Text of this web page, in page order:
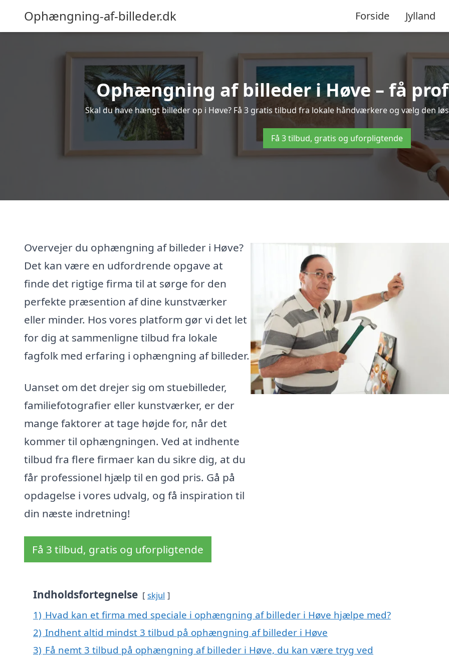
Ophængning-af-billeder.dk Forside Jylland
Ophængning af billeder i Høve – få
Skal du have hængt billeder op i Høve? Få 3 gratis tilbud fra lokale håndværkere og vælg den
Få 3 tilbud, gratis og uforpligtende
Overvejer du ophængning af billeder i Høve?
Det kan være en udfordrende opgave at
finde det rigtige firma til at sørge for den
perfekte præsention af dine kunstværker
eller minder. Hos vores platform gør vi det let
for dig at sammenligne tilbud fra lokale
fagfolk med erfaring i ophængning af billeder.
Uanset om det drejer sig om stuebilleder,
familiefotografier eller kunstværker, er der
mange faktorer at tage højde for, når det
kommer til ophængningen. Ved at indhente
tilbud fra flere firmaer kan du sikre dig, at du
får professionel hjælp til en god pris. Gå på
opdagelse i vores udvalg, og få inspiration til
din næste indretning!
Få 3 tilbud, gratis og uforpligtende
Indholdsfortegnelse skjul
1) Hvad kan et firma med speciale i ophængning af billeder i Høve hjælpe med?
2) Indhent altid mindst 3 tilbud på ophængning af billeder i Høve
3) Få nemt 3 tilbud på ophængning af billeder i Høve, du kan være tryg ved